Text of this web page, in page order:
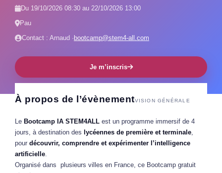
PARTENAIRES
BOURSES
ACTUALITÉS
ACCÈS BÉNÉVOLE
Du 19/10/2026 08:30 au 22/10/2026 13:00
Pau
Contact : Arnaud · bootcamp@stem4-all.com
Je m’inscris
À propos de l’évènementVISION GÉNÉRALE
Le Bootcamp IA STEM4ALL est un programme immersif de 4
jours, à destination des lycéennes de première et terminale
pour découvrir, comprendre et expérimenter l’intelligence
artificielle
Organisé dans plusieurs villes en France, ce Bootcamp gratuit